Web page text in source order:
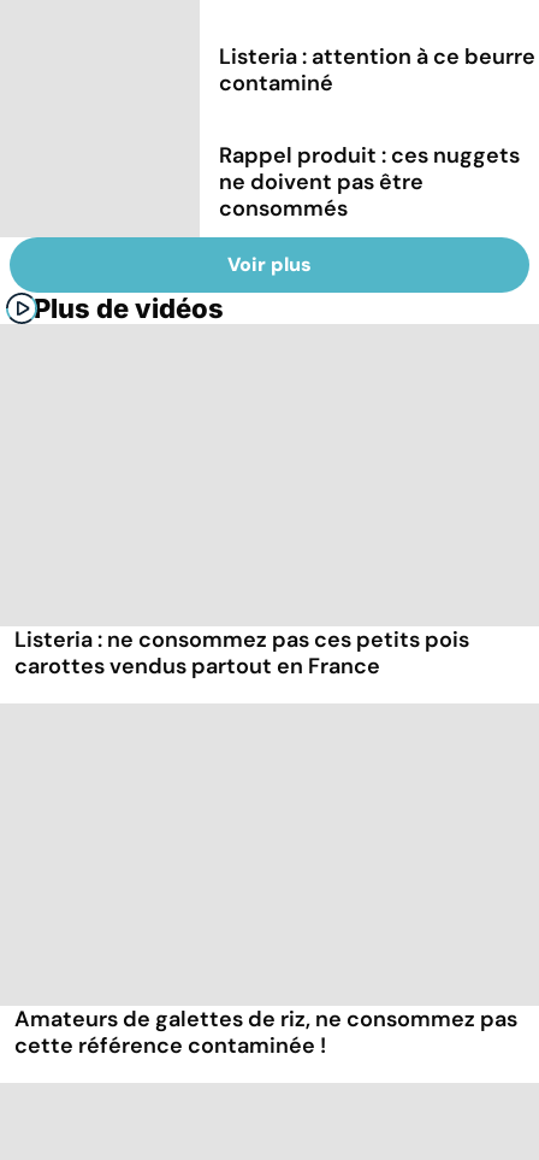
Listeria : attention à ce beurre
contaminé
Rappel produit : ces nuggets
ne doivent pas être
consommés
Voir plus
Plus de vidéos
Listeria : ne consommez pas ces petits pois
carottes vendus partout en France
Amateurs de galettes de riz, ne consommez pas
cette référence contaminée !